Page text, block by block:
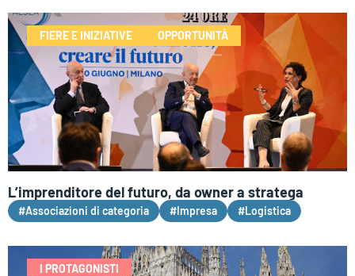
FIERE E INIZIATIVE OPPORTUNITÀ
L’imprenditore del futuro, da owner a stratega
#Associazioni di categoria #Impresa #Logistica
I PROTAGONISTI